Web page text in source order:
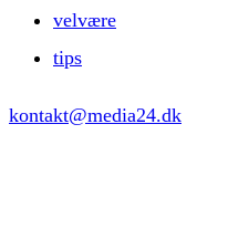
velvære
tips
kontakt@media24.dk